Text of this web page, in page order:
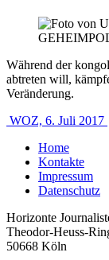
Während der
abtreten will,
Veränderung.
WOZ, 6. Juli 2017
Home
Kontakte
Impressum
Datenschutz
Horizonte
Theodor-Heuss-
50668 Köln